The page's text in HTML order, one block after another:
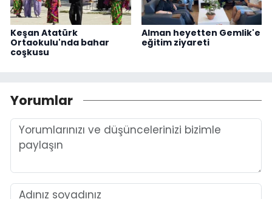
Keşan Atatürk
Ortaokulu'nda bahar
coşkusu
Alman heyetten Gemlik'e
eğitim ziyareti
Yorumlar